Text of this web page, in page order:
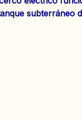
subterráneo